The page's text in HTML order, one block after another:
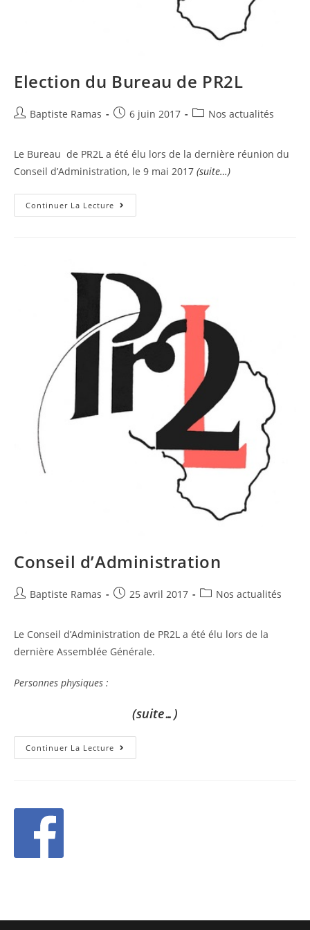
Election du Bureau de PR2L
Baptiste Ramas 6 juin 2017 Nos actualités
Le Bureau de PR2L a été élu lors de la dernière réunion du
Conseil d’Administration, le 9 mai 2017 (suite…)
Continuer La Lecture
Conseil d’Administration
Baptiste Ramas 25 avril 2017 Nos actualités
Le Conseil d’Administration de PR2L a été élu lors de la
dernière Assemblée Générale.
Personnes physiques :
(suite…)
Continuer La Lecture